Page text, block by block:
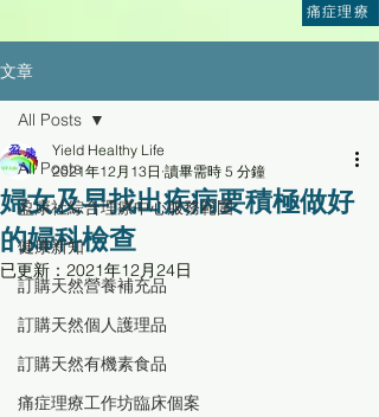
痛症理療
文章
All Posts
盈康社綜合理療中心服務範圍
健康新知
訂購天然營養補充品
訂購天然個人護理品
訂購天然有機素食品
痛症理療工作坊臨床個案
All Posts
婦女及早找出疾病要積極做好
的婦科檢查
Yield Healthy Life
2021年12月13日 讀畢需時 5 分鐘
已更新： 2021年12月24日